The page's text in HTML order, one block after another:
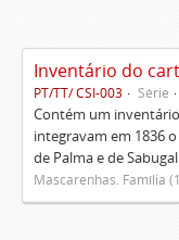
Inventário do
PT/TT/ CSI-003 Série
Contém um
integravam em 1836
de Palma e de
Mascarenhas. Família